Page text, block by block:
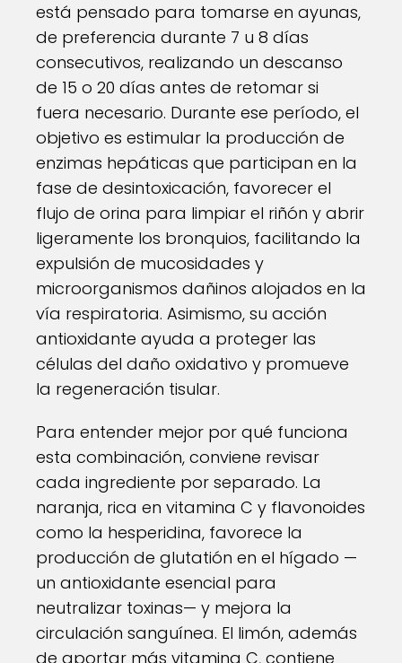
está pensado para tomarse en ayunas,
de preferencia durante 7 u 8 días
consecutivos, realizando un descanso
de 15 o 20 días antes de retomar si
fuera necesario. Durante ese período, el
objetivo es estimular la producción de
enzimas hepáticas que participan en la
fase de desintoxicación, favorecer el
flujo de orina para limpiar el riñón y abrir
ligeramente los bronquios, facilitando la
expulsión de mucosidades y
microorganismos dañinos alojados en la
vía respiratoria. Asimismo, su acción
antioxidante ayuda a proteger las
células del daño oxidativo y promueve
la regeneración tisular.
Para entender mejor por qué funciona
esta combinación, conviene revisar
cada ingrediente por separado. La
naranja, rica en vitamina C y flavonoides
como la hesperidina, favorece la
producción de glutatión en el hígado —
un antioxidante esencial para
neutralizar toxinas— y mejora la
circulación sanguínea. El limón, además
de aportar más vitamina C, contiene